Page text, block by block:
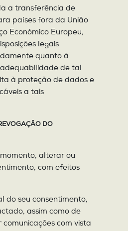
a transferência de
países fora da União
Económico Europeu,
legais
quanto à
de tal
à proteção de dados e
a tais
DO
alterar ou
com efeitos
do seu consentimento,
assim como de
com vista